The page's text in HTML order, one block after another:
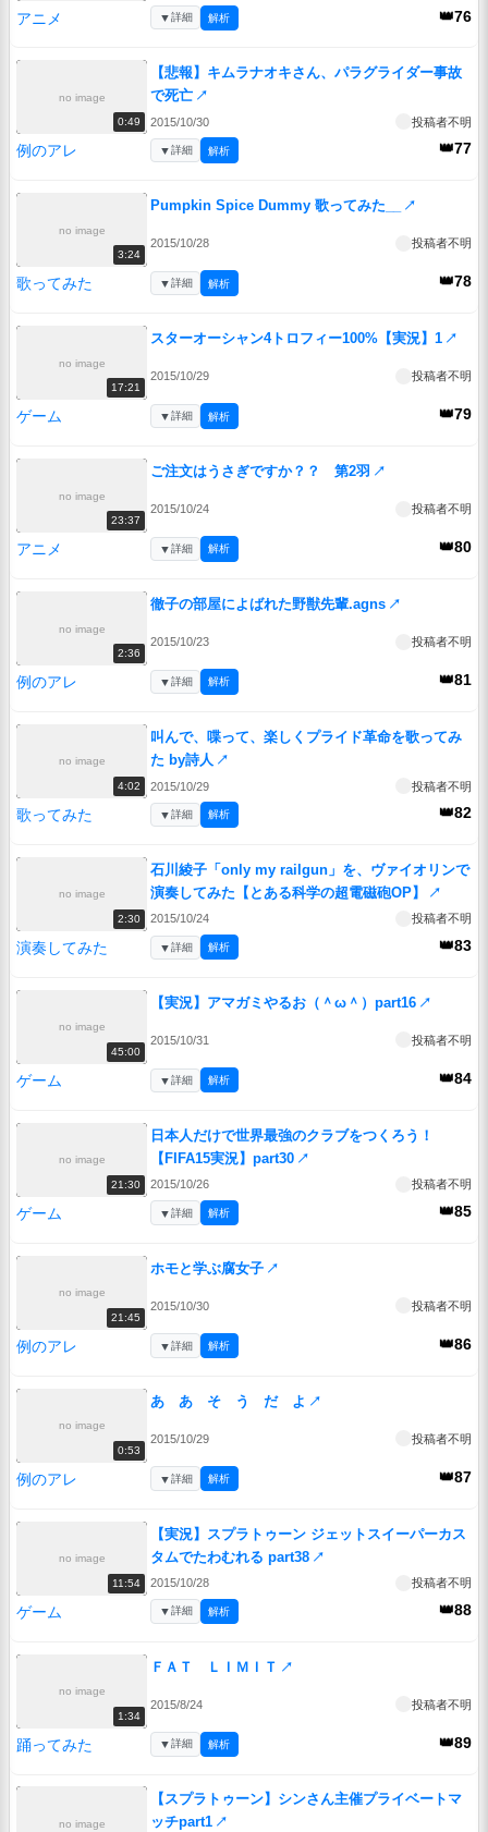
アニメ 👑76
▼詳細 解析
no image
0:49
【悲報】キムラナオキさん、パラグライダー事故
で死亡 ↗
2015/10/30 投稿者不明
例のアレ 👑77
▼詳細 解析
no image
3:24
Pumpkin Spice Dummy 歌ってみた__ ↗
2015/10/28 投稿者不明
歌ってみた 👑78
▼詳細 解析
no image
17:21
スターオーシャン4トロフィー100%【実況】1 ↗
2015/10/29 投稿者不明
ゲーム 👑79
▼詳細 解析
no image
23:37
ご注文はうさぎですか？？ 第2羽 ↗
2015/10/24 投稿者不明
アニメ 👑80
▼詳細 解析
no image
2:36
徹子の部屋によばれた野獣先輩.agns ↗
2015/10/23 投稿者不明
例のアレ 👑81
▼詳細 解析
no image
4:02
叫んで、喋って、楽しくプライド革命を歌ってみ
た by詩人 ↗
2015/10/29 投稿者不明
歌ってみた 👑82
▼詳細 解析
no image
2:30
石川綾子「only my railgun」を、ヴァイオリンで
演奏してみた【とある科学の超電磁砲OP】
↗
2015/10/24 投稿者不明
演奏してみた 👑83
▼詳細 解析
no image
45:00
【実況】アマガミやるお（＾ω＾）part16 ↗
2015/10/31 投稿者不明
ゲーム 👑84
▼詳細 解析
no image
21:30
日本人だけで世界最強のクラブをつくろう！
【FIFA15実況】part30 ↗
2015/10/26 投稿者不明
ゲーム 👑85
▼詳細 解析
no image
21:45
ホモと学ぶ腐女子 ↗
2015/10/30 投稿者不明
例のアレ 👑86
▼詳細 解析
no image
0:53
あ あ そ う だ よ ↗
2015/10/29 投稿者不明
例のアレ 👑87
▼詳細 解析
no image
11:54
【実況】スプラトゥーン ジェットスイーパーカス
タムでたわむれる part38 ↗
2015/10/28 投稿者不明
ゲーム 👑88
▼詳細 解析
no image
1:34
ＦＡＴ ＬＩＭＩＴ ↗
2015/8/24 投稿者不明
踊ってみた 👑89
▼詳細 解析
no image
【スプラトゥーン】シンさん主催プライベートマ
ッチpart1 ↗